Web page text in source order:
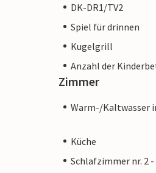
DK-DR1/TV2
Spiel für drinnen
Kugelgrill
Anzahl der
Zimmer
Warm-/Kaltwasser
Küche
Schlafzimmer nr. 2